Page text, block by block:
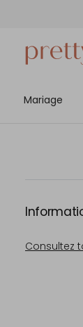
Mariage
Consultez